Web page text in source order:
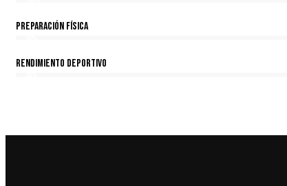
Preparación Física
Rendimiento Deportivo